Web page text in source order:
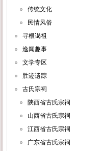
传统文化
民情风俗
寻根谒祖
逸闻趣事
文学专区
胜迹遗踪
古氏宗祠
陕西省古氏宗祠
山西省古氏宗祠
江西省古氏宗祠
广东省古氏宗祠